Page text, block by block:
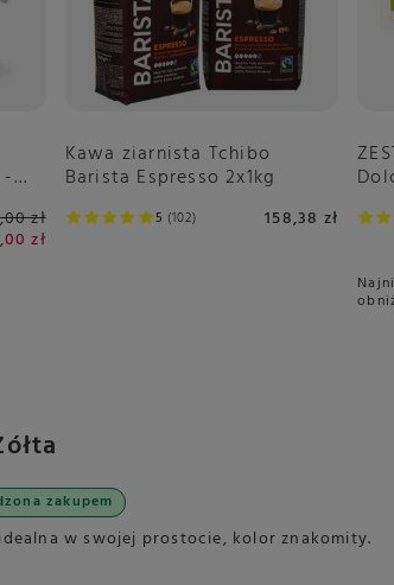
zł
zł
5 102
Kawa ziarnista Tchibo
Barista Espresso 2x1kg
158,38 zł
zakupem
w swojej prostocie, kolor znakomity.